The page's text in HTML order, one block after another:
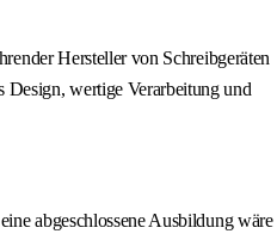
Hersteller von Schreibgeräten
Design, wertige Verarbeitung und
abgeschlossene Ausbildung wäre